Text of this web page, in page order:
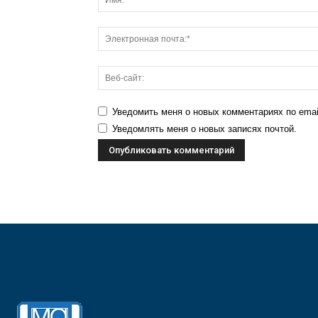
Уведомить меня о новых комментариях по
Уведомлять меня о новых записях почтой.